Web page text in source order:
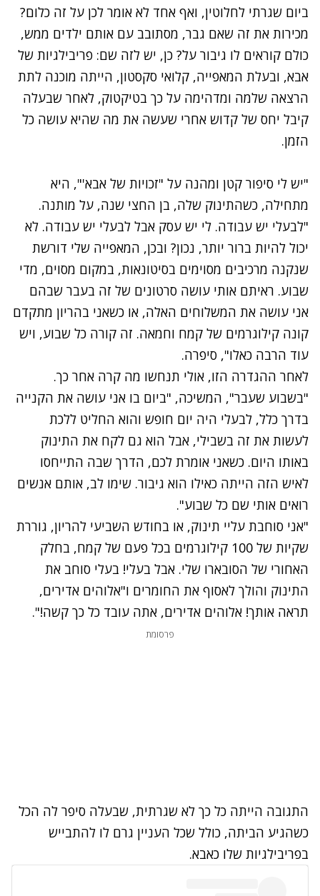
ביום שגרתי לחלוטין, ואף אחד לא אומר לכן על זה כלום?
מכירות את זה שאם גבר, מסתובב עם אותם ילדים ממש,
כולם קוראים לו גיבור על? כן, יש לזה שם: פריבילגיות של
אבא, ובעלת המאפייה, קלואי סקסטון, הייתה מוכנה לתת
הרצאה שלמה ומדהימה על כך בטיקטוק, לאחר שבעלה
קיבל יחס של קדוש אחרי שעשה את מה שהיא עושה כל
הזמן.
"יש לי סיפור קטן ומהנה על "זכויות של אבא'", היא
מתחילה, כשהתינוק שלה, בן החצי שנה, על מותנה.
"לבעלי יש עבודה. לי יש עסק אבל לבעלי יש עבודה. לא
יכול להיות ברור יותר, נכון? ובכן, המאפייה שלי דורשת
שנקנה מרכיבים מסוימים בסיטונאות, במקום מסוים, מדי
שבוע. ראיתם אותי עושה סרטונים של זה בעבר שבהם
אני עושה את המשלוחים האלה, או כשאני בהריון מתקדם
קונה קילוגרמים של קמח וחמאה. זה קורה כל שבוע, ויש
עוד הרבה כאלו", סיפרה.
לאחר ההגדרה הזו, אולי תנחשו מה קרה אחר כך.
"בשבוע שעבר", המשיכה, "ביום בו אני עושה את הקנייה
בדרך כלל, לבעלי היה יום חופש והוא החליט ללכת
לעשות את זה בשבילי, אבל הוא גם לקח את התינוק
באותו היום. כשאני אומרת לכם, הדרך שבה התייחסו
לאיש הזה הייתה כאילו הוא גיבור. שימו לב, אותם אנשים
רואים אותי שם כל שבוע".
"אני סוחבת עליי תינוק, או בחודש השביעי להריון, גוררת
שקיות של 100 קילוגרמים בכל פעם של קמח, בחלק
האחורי של הסובארו שלי. אבל בעלי! בעלי סוחב את
התינוק והולך לאסוף את החומרים ו"אלוהים אדירים,
תראה אותך! אלוהים אדירים, אתה עובד כל כך קשה!".
פרסומת
התגובה הייתה כל כך לא שגרתית, שבעלה סיפר לה הכל
כשהגיע הביתה, כולל שכל העניין גרם לו להתבייש
בפריבילגיות שלו כאבא.